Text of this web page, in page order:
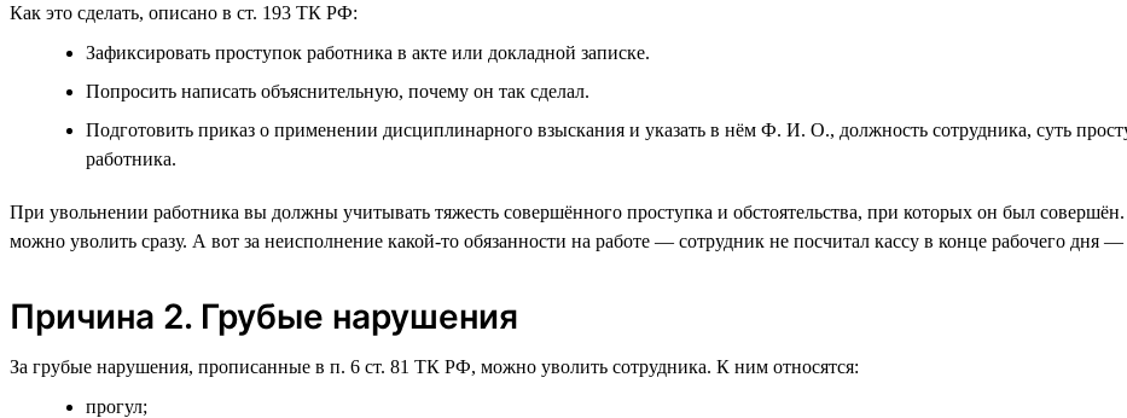
Как это сделать, описано в ст. 193 ТК РФ:
Зафиксировать проступок работника в акте или докладной записке.
Попросить написать объяснительную, почему он так сделал.
Подготовить приказ о применении дисциплинарного взыскания и указать в нём Ф. И. О., должность сотрудника, суть
работника.
При увольнении работника вы должны учитывать тяжесть совершённого проступка и обстоятельства, при которых он был
можно уволить сразу. А вот за неисполнение какой-то обязанности на работе — сотрудник не посчитал кассу в конце рабочего дня
Причина 2. Грубые нарушения
За грубые нарушения, прописанные в п. 6 ст. 81 ТК РФ, можно уволить сотрудника. К ним относятся:
прогул;